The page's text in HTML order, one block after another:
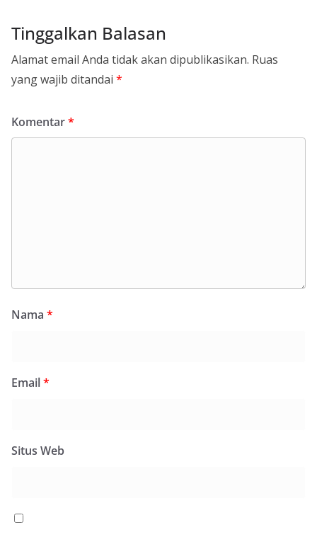
Tinggalkan Balasan
Alamat email Anda tidak akan dipublikasikan. Ruas
yang wajib ditandai *
Komentar*
Nama *
Email*
Situs Web